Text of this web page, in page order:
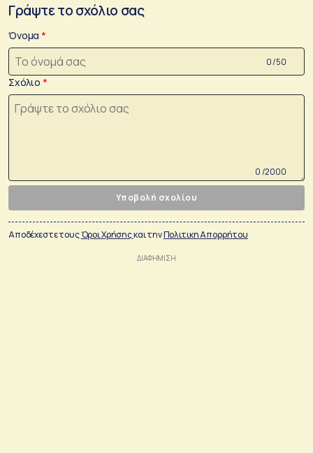
Γράψτε το σχόλιο σας
Όνομα
0 /50
Σχόλιο
0 /2000
Υποβολή σχολίου
Αποδέχεστε τουςΌροι Χρήσηςκαι τηνΠολιτικη Απορρήτου